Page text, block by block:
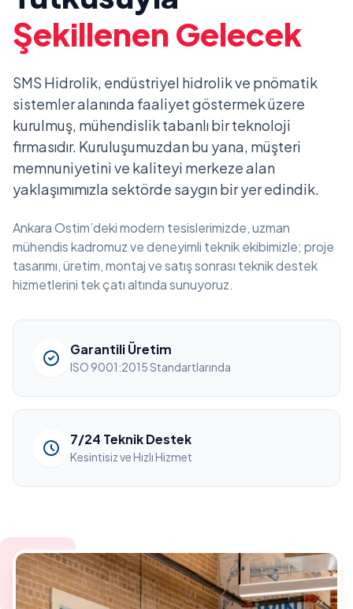
Şekillenen Gelecek
SMS Hidrolik, endüstriyel hidrolik ve pnömatik
sistemler alanında faaliyet göstermek üzere
kurulmuş, mühendislik tabanlı bir teknoloji
firmasıdır. Kuruluşumuzdan bu yana, müşteri
memnuniyetini ve kaliteyi merkeze alan
yaklaşımımızla sektörde saygın bir yer edindik.
Ankara Ostim’deki modern tesislerimizde, uzman
mühendis kadromuz ve deneyimli teknik ekibimizle; proje
tasarımı, üretim, montaj ve satış sonrası teknik destek
hizmetlerini tek çatı altında sunuyoruz.
Garantili Üretim
ISO 9001:2015 Standartlarında
7/24 Teknik Destek
Kesintisiz ve Hızlı Hizmet